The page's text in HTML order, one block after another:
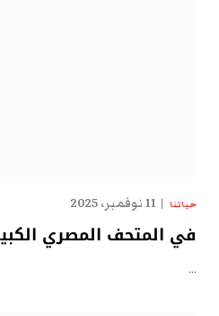
حياتنا 11 نوفمبر، 2025
في المتحف المصري
…